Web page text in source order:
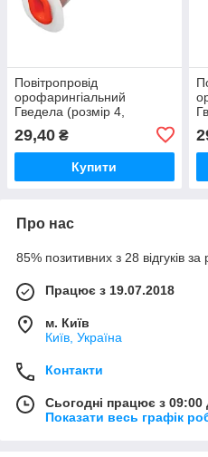
Повітропровід
орофарингіальний
Гведела (розмір 4,
стерильний
29,40 ₴
Купити
Про нас
85% позитивних з 28 відгуків за
Працює з 19.07.2018
м. Київ
Київ, Україна
Контакти
Сьогодні працює з 09:00
Показати весь графік